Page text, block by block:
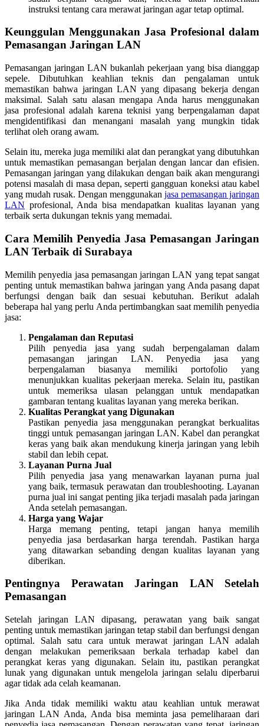
instruksi tentang cara merawat jaringan agar tetap optimal.
Keunggulan Menggunakan Jasa Profesional dalam
Pemasangan Jaringan LAN
Pemasangan jaringan LAN bukanlah pekerjaan yang bisa dianggap
sepele. Dibutuhkan keahlian teknis dan pengalaman untuk
memastikan bahwa jaringan LAN yang dipasang bekerja dengan
maksimal. Salah satu alasan mengapa Anda harus menggunakan
jasa profesional adalah karena teknisi yang berpengalaman dapat
mengidentifikasi dan menangani masalah yang mungkin tidak
terlihat oleh orang awam.
Selain itu, mereka juga memiliki alat dan perangkat yang dibutuhkan
untuk memastikan pemasangan berjalan dengan lancar dan efisien.
Pemasangan jaringan yang dilakukan dengan baik akan mengurangi
potensi masalah di masa depan, seperti gangguan koneksi atau kabel
yang mudah rusak. Dengan menggunakan jasa pemasangan jaringan
LAN profesional, Anda bisa mendapatkan kualitas layanan yang
terbaik serta dukungan teknis yang memadai.
Cara Memilih Penyedia Jasa Pemasangan Jaringan
LAN Terbaik di Surabaya
Memilih penyedia jasa pemasangan jaringan LAN yang tepat sangat
penting untuk memastikan bahwa jaringan yang Anda pasang dapat
berfungsi dengan baik dan sesuai kebutuhan. Berikut adalah
beberapa hal yang perlu Anda pertimbangkan saat memilih penyedia
jasa:
Pengalaman dan Reputasi
Pilih penyedia jasa yang sudah berpengalaman dalam
pemasangan jaringan LAN. Penyedia jasa yang
berpengalaman biasanya memiliki portofolio yang
menunjukkan kualitas pekerjaan mereka. Selain itu, pastikan
untuk memeriksa ulasan pelanggan untuk mendapatkan
gambaran tentang kualitas layanan yang mereka berikan.
Kualitas Perangkat yang Digunakan
Pastikan penyedia jasa menggunakan perangkat berkualitas
tinggi untuk pemasangan jaringan LAN. Kabel dan perangkat
keras yang baik akan mendukung kinerja jaringan yang lebih
stabil dan lebih cepat.
Layanan Purna Jual
Pilih penyedia jasa yang menawarkan layanan purna jual
yang baik, termasuk perawatan dan troubleshooting. Layanan
purna jual ini sangat penting jika terjadi masalah pada jaringan
Anda setelah pemasangan.
Harga yang Wajar
Harga memang penting, tetapi jangan hanya memilih
penyedia jasa berdasarkan harga terendah. Pastikan harga
yang ditawarkan sebanding dengan kualitas layanan yang
diberikan.
Pentingnya Perawatan Jaringan LAN Setelah
Pemasangan
Setelah jaringan LAN dipasang, perawatan yang baik sangat
penting untuk memastikan jaringan tetap stabil dan berfungsi dengan
optimal. Salah satu cara untuk merawat jaringan LAN adalah
dengan melakukan pemeriksaan berkala terhadap kabel dan
perangkat keras yang digunakan. Selain itu, pastikan perangkat
lunak yang digunakan untuk mengelola jaringan selalu diperbarui
agar tidak ada celah keamanan.
Jika Anda tidak memiliki waktu atau keahlian untuk merawat
jaringan LAN Anda, Anda bisa meminta jasa pemeliharaan dari